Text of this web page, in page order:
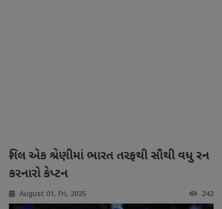
ગિલ એક શ્રેણીમાં ભારત તરફથી સૌથી વધુ રન
કરનારો કેપ્ટન
August 01, Fri, 2025 242